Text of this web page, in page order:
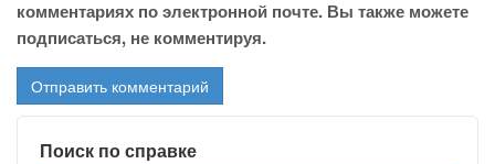
комментариях по электронной почте. Вы также можете
подписаться, не комментируя.
Поиск по справке